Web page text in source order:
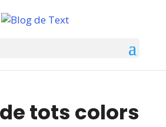
tots colors